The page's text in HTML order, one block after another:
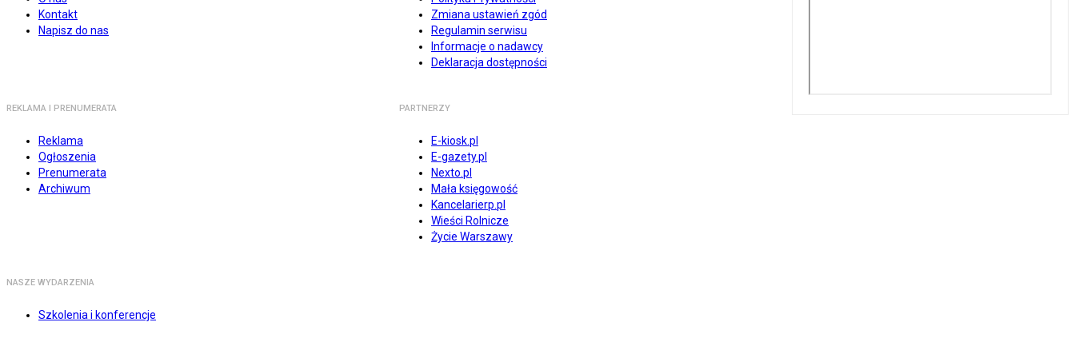
Kontakt
Napisz do nas
Zmiana ustawień zgód
Regulamin serwisu
Informacje o nadawcy
Deklaracja dostępności
REKLAMA I PRENUMERATA
Reklama
Ogłoszenia
Prenumerata
Archiwum
PARTNERZY
E-kiosk.pl
E-gazety.pl
Nexto.pl
Mała księgowość
Kancelarierp.pl
Wieści Rolnicze
Życie Warszawy
NASZE WYDARZENIA
Szkolenia i konferencje